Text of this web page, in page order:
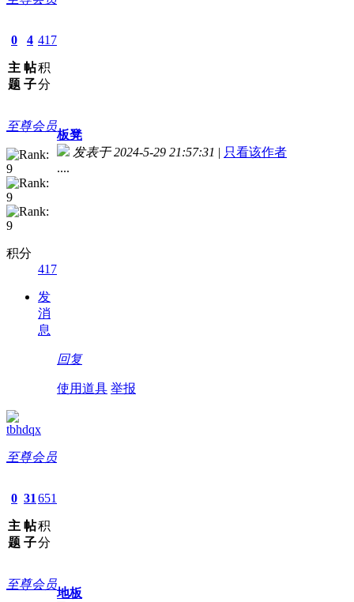
0
主
题
4
帖
子
417
积
分
至尊会员
积分
417
发
消
息
板凳
发表于 2024-5-29 21:57:31 | 只看该作者
....
回复
使用道具 举报
tbhdqx
至尊会员
0
主
题
31
帖
子
651
积
分
至尊会员
地板